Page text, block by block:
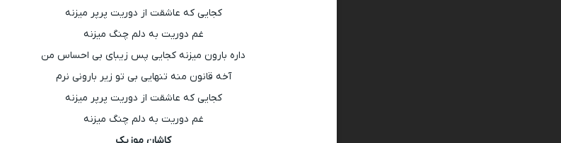
کجایی که عاشقت از دوریت پرپر میزنه
غم دوریت به دلم چنگ میزنه
داره بارون میزنه کجایی پس زیبای بی احساس من
آخه قانون منه تنهایی بی تو زیر بارونی نرم
کجایی که عاشقت از دوریت پرپر میزنه
غم دوریت به دلم چنگ میزنه